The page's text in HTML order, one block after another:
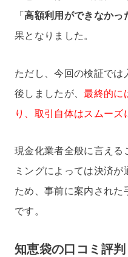
「高額利用ができなかっ
果となりました。
ただし、今回の検証では
後しましたが、最終的に
り、取引自体はスムーズ
現金化業者全般に言える
ミングによっては決済
ため、事前に案内された
です。
知恵袋の口コミ評判